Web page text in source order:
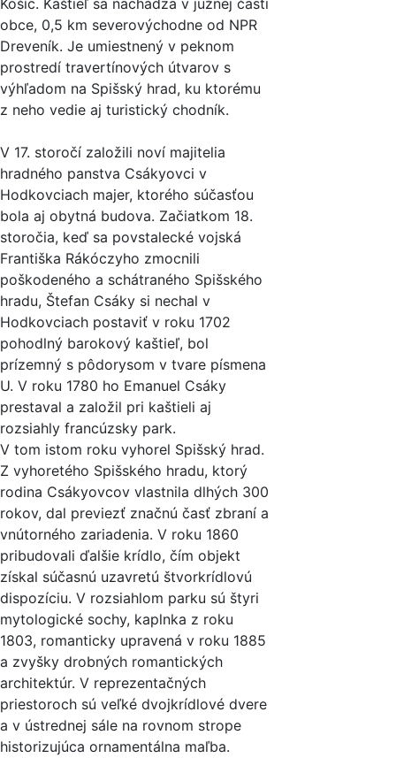
Košíc. Kaštieľ sa nachádza v južnej časti
obce, 0,5 km severovýchodne od NPR
Dreveník. Je umiestnený v peknom
prostredí travertínových útvarov s
výhľadom na Spišský hrad, ku ktorému
z neho vedie aj turistický chodník.
V 17. storočí založili noví majitelia
hradného panstva Csákyovci v
Hodkovciach majer, ktorého súčasťou
bola aj obytná budova. Začiatkom 18.
storočia, keď sa povstalecké vojská
Františka Rákóczyho zmocnili
poškodeného a schátraného Spišského
hradu, Štefan Csáky si nechal v
Hodkovciach postaviť v roku 1702
pohodlný barokový kaštieľ, bol
prízemný s pôdorysom v tvare písmena
U. V roku 1780 ho Emanuel Csáky
prestaval a založil pri kaštieli aj
rozsiahly francúzsky park.
V tom istom roku vyhorel Spišský hrad.
Z vyhoretého Spišského hradu, ktorý
rodina Csákyovcov vlastnila dlhých 300
rokov, dal previezť značnú časť zbraní a
vnútorného zariadenia. V roku 1860
pribudovali ďalšie krídlo, čím objekt
získal súčasnú uzavretú štvorkrídlovú
dispozíciu. V rozsiahlom parku sú štyri
mytologické sochy, kaplnka z roku
1803, romanticky upravená v roku 1885
a zvyšky drobných romantických
architektúr. V reprezentačných
priestoroch sú veľké dvojkrídlové dvere
a v ústrednej sále na rovnom strope
historizujúca ornamentálna maľba.